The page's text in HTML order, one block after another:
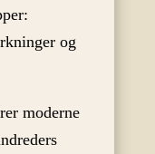
og
moderne